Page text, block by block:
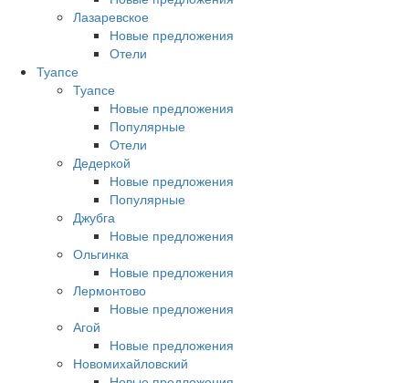
Лазаревское
Новые предложения
Отели
Туапсе
Туапсе
Новые предложения
Популярные
Отели
Дедеркой
Новые предложения
Популярные
Джубга
Новые предложения
Ольгинка
Новые предложения
Лермонтово
Новые предложения
Агой
Новые предложения
Новомихайловский